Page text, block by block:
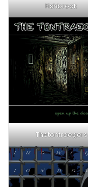
Fishbrook
Thetontraegers